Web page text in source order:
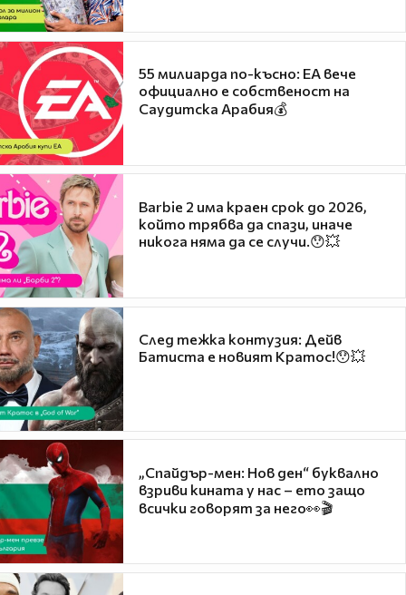
55 милиарда по-късно: EA вече
официално е собственост на
Саудитска Арабия💰
Barbie 2 има краен срок до 2026,
който трябва да спази, иначе
никога няма да се случи.😯💥
След тежка контузия: Дейв
Батиста е новият Кратос!😯💥
„Спайдър-мен: Нов ден“ буквално
взриви кината у нас – ето защо
всички говорят за него👀🎬